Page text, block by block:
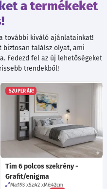
a termékeket
további kiváló ajánlatainkat!
biztosan találsz olyat, ami
Fedezd fel az új lehetőségeket
trendekből!
SZUPER ÁR!
Tim 6 polcos szekrény -
Grafit/enigma
Ma:193 Sz:42 Mé:42cm